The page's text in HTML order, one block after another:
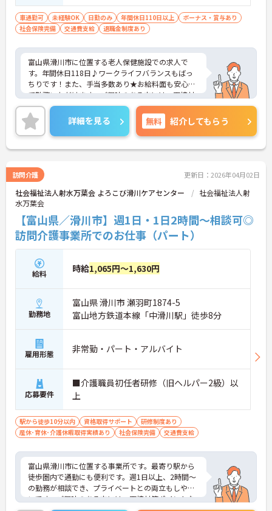
【頑張りが収入に直結し、モチベーションを高めら
れます】
・施設運営への貢献やチームワークを評価する独自
期待できます。
・日々の努力が目に見える形で還元されるため、高
いモチベーションを維持しながらやりがいを持って
働けます。
【個性を活かしながら、自分らしいスタイルで働け
ます】
・髪色やネイル、ヒゲなどが原則自由となってお
り、ご自身の価値観や清潔感を大切にしながら自分
らしく働ける環境です。
車通勤可 未経験OK 日勤のみ 年間休日110日以上
ボーナス・賞与あり
社会保険完備
交通費支給 退職金制度あり
富山県滑川市に位置する老人保健施設での求人で
す。年間休日118日♪ワークライフバランスもばっ
ちりです！また、手当多数あり★お給料面も安心し
て勤務いただけます。ご興味のある方には、面接対
策ポイントなど、さらに詳細をご案内しますのでお
気軽にご相談ください！
詳細を見る 無料 紹介してもらう
訪問介護 更新日：2026年04月02日
社会福祉法人射水万葉会 よろこび滑川ケアセンター
社会福祉法人射
水万葉会
【富山県／滑川市】週1日・1日2時間～相談可◎
訪問介護事業所でのお仕事（パート）
給料 時給1,065円～1,630円
勤務地
富山県 滑川市 瀬羽町1874-5
富山地方鉄道本線「中滑川駅」徒歩8分
雇用形態 非常勤・パート・アルバイト
応募要件
■介護職員初任者研修（旧ヘルパー2級）以
上
駅から徒歩10分以内 資格取得サポート
研修制度あり
産休･育休･介護休暇取得実績あり
社会保険完備 交通費支給
富山県滑川市に位置する事業所です。最寄り駅から
徒歩圏内で通勤にも便利です。週1日以上、2時間～
の勤務が相談でき、プライベートとの両立もしやす
いです。ご興味のある方には、面接対策ポイントな